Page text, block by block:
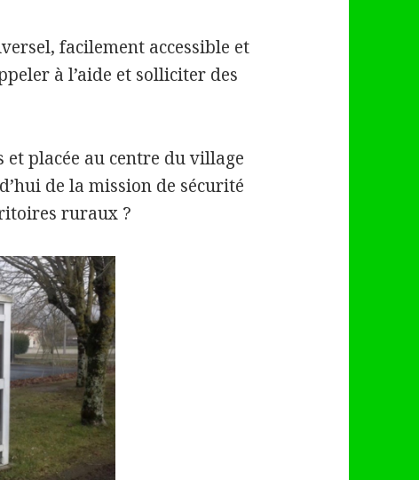
facilement accessible et
à l’aide et solliciter des
et placée au centre du village
de la mission de sécurité
ruraux ?